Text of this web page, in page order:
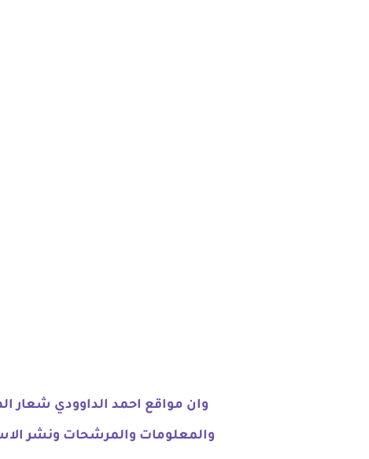
وان مواقع احمد الداوودي شعار
والمعلومات والمرشحات ونشر